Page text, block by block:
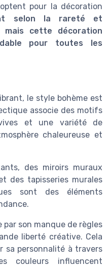
pour la décoration
selon la rareté et
mais cette décoration
pour toutes les
le style bohème est
associe des motifs
et une variété de
chaleureuse et
des miroirs muraux
des tapisseries murales
sont des éléments
son manque de règles
liberté créative. Cela
sa personnalité à travers
couleurs influencent